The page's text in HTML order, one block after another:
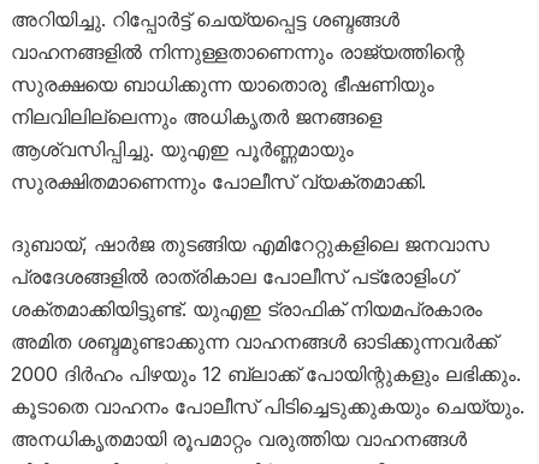
അറിയിച്ചു. റിപ്പോർട്ട് ചെയ്യപ്പെട്ട ശബ്ദങ്ങൾ
വാഹനങ്ങളിൽ നിന്നുള്ളതാണെന്നും രാജ്യത്തിന്റെ
സുരക്ഷയെ ബാധിക്കുന്ന യാതൊരു ഭീഷണിയും
നിലവിലില്ലെന്നും അധികൃതർ ജനങ്ങളെ
ആശ്വസിപ്പിച്ചു. യുഎഇ പൂർണ്ണമായും
സുരക്ഷിതമാണെന്നും പോലീസ് വ്യക്തമാക്കി.
ദുബായ്, ഷാർജ തുടങ്ങിയ എമിറേറ്റുകളിലെ ജനവാസ
പ്രദേശങ്ങളിൽ രാത്രികാല പോലീസ് പട്രോളിംഗ്
ശക്തമാക്കിയിട്ടുണ്ട്. യുഎഇ ട്രാഫിക് നിയമപ്രകാരം
അമിത ശബ്ദമുണ്ടാക്കുന്ന വാഹനങ്ങൾ ഓടിക്കുന്നവർക്ക്
2000 ദിർഹം പിഴയും 12 ബ്ലാക്ക് പോയിന്റുകളും ലഭിക്കും.
കൂടാതെ വാഹനം പോലീസ് പിടിച്ചെടുക്കുകയും ചെയ്യും.
അനധികൃതമായി രൂപമാറ്റം വരുത്തിയ വാഹനങ്ങൾ